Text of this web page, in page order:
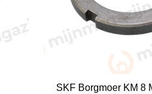
SKF Borgmoer KM 8